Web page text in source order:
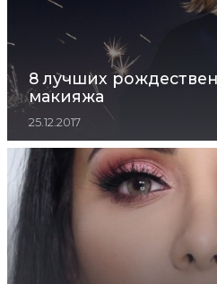
8 лучших
макияжа
25.12.2017